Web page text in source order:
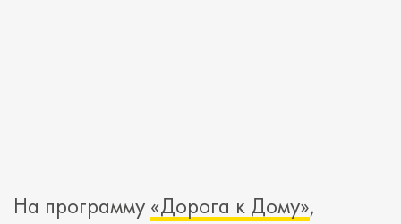
На программу «Дорога к Дому»,